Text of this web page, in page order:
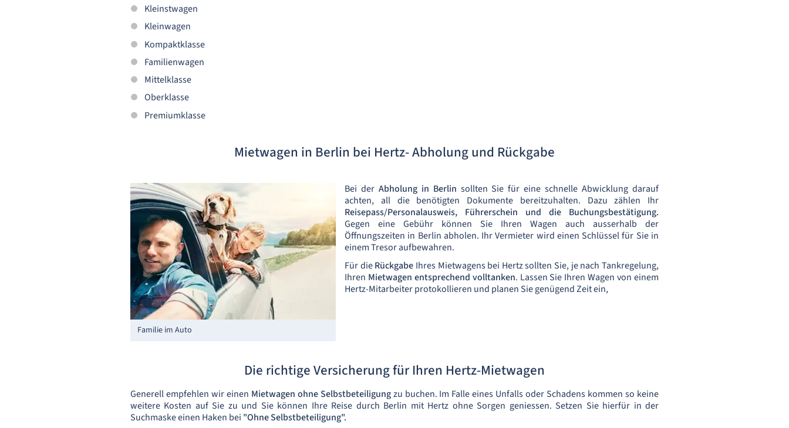
Kleinstwagen
Kleinwagen
Kompaktklasse
Familienwagen
Mittelklasse
Oberklasse
Premiumklasse
Mietwagen in Berlin bei Hertz- Abholung und Rückgabe
Familie im Auto
Bei der Abholung in Berlin sollten Sie für eine schnelle Abwicklung darauf
achten, all die benötigten Dokumente bereitzuhalten. Dazu zählen Ihr
Reisepass/Personalausweis, Führerschein und die Buchungsbestätigung.
Gegen eine Gebühr können Sie Ihren Wagen auch ausserhalb der
Öffnungszeiten in Berlin abholen. Ihr Vermieter wird einen Schlüssel für Sie in
einem Tresor aufbewahren.
Für dieRückgabe Ihres Mietwagens bei Hertz sollten Sie, je nach Tankregelung,
Ihren Mietwagen entsprechend volltanken. Lassen Sie Ihren Wagen von einem
Hertz-Mitarbeiter protokollieren und planen Sie genügend Zeit ein,
Die richtige Versicherung für Ihren Hertz-Mietwagen
Generell empfehlen wir einen Mietwagen ohne Selbstbeteiligungzu buchen. Im Falle eines Unfalls oder Schadens kommen so keine
weitere Kosten auf Sie zu und Sie können Ihre Reise durch Berlin mit Hertz ohne Sorgen geniessen. Setzen Sie hierfür in der
Suchmaske einen Haken bei "Ohne Selbstbeteiligung".